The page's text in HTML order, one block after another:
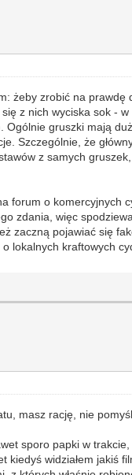
żeby zrobić na
z nich wyciska sok -
Ogólnie gruszki mają
Szczególnie, że
z samych
forum o
zdania, więc
zaczną pojawiać się
lokalnych kraftowych
masz rację, nie
sporo papki w
kiedyś widziałem jakiś